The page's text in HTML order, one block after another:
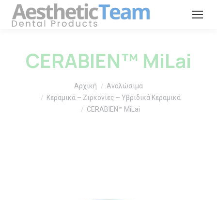
CERABIEN™ MiLai
Αρχική
Αναλώσιμα
Κεραμικά – Ζιρκονίες – Υβριδικά Κεραμικά
CERABIEN™ MiLai